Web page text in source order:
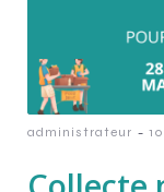
administrateur -